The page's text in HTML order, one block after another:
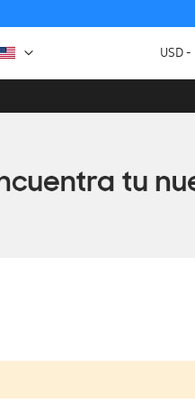
USD -